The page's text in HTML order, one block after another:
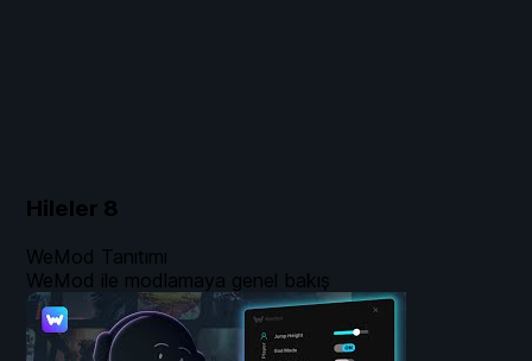
Hileler 8
WeMod Tanıtımı
WeMod ile modlamaya genel bakış